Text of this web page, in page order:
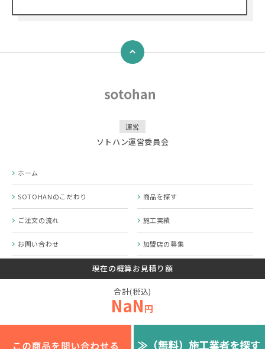
現在の概算お見積り額
合計(税込)
NaN円
↑
運営
ソトハン運営委員会
ホーム
SOTOHANのこだわり 商品を探す
ご注文の流れ 施工実績
お問い合わせ 加盟店の募集
プライバシーポリシー